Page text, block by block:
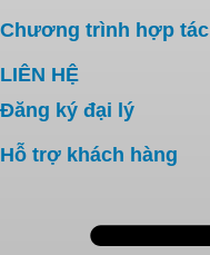
Chương trình hợp tác
LIÊN HỆ
Đăng ký đại lý
Hỗ trợ khách hàng